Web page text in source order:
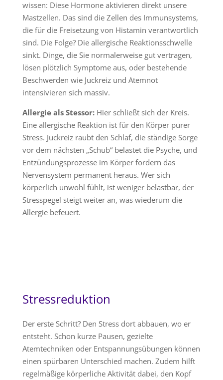
wissen: Diese Hormone aktivieren direkt unsere
Mastzellen. Das sind die Zellen des Immunsystems,
die für die Freisetzung von Histamin verantwortlich
sind. Die Folge? Die allergische Reaktionsschwelle
sinkt. Dinge, die Sie normalerweise gut vertragen,
lösen plötzlich Symptome aus, oder bestehende
Beschwerden wie Juckreiz und Atemnot
intensivieren sich massiv.
Allergie als Stessor: Hier schließt sich der Kreis.
Eine allergische Reaktion ist für den Körper purer
Stress. Juckreiz raubt den Schlaf, die ständige Sorge
vor dem nächsten „Schub“ belastet die Psyche, und
Entzündungsprozesse im Körper fordern das
Nervensystem permanent heraus. Wer sich
körperlich unwohl fühlt, ist weniger belastbar, der
Stresspegel steigt weiter an, was wiederum die
Allergie befeuert.
Stressreduktion
Der erste Schritt? Den Stress dort abbauen, wo er
entsteht. Schon kurze Pausen, gezielte
Atemtechniken oder Entspannungsübungen können
einen spürbaren Unterschied machen. Zudem hilft
regelmäßige körperliche Aktivität dabei, den Kopf